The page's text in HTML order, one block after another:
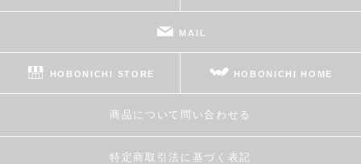
MAIL
HOBONICHI STORE HOBONICHI HOME
商品について問い合わせる
特定商取引法に基づく表記